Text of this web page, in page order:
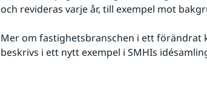
och revideras varje år, till exempel mot
Mer om fastighetsbranschen i ett förändrat
beskrivs i ett nytt exempel i SMHIs